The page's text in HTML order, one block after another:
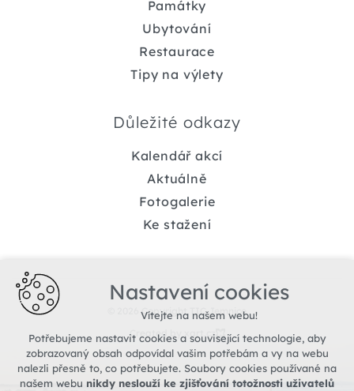
Památky
Ubytování
Restaurace
Tipy na výlety
Důležité odkazy
Kalendář akcí
Aktuálně
Fotogalerie
Ke stažení
© 2026 Copyright TIC Jemnice
Created by xart.cz
Nastavení cookies
Vítejte na našem webu!
Potřebujeme nastavit cookies a související technologie, aby
zobrazovaný obsah odpovídal vašim potřebám a vy na webu
nalezli přesně to, co potřebujete. Soubory cookies používané na
našem webu nikdy neslouží ke zjišťování totožnosti uživatelů